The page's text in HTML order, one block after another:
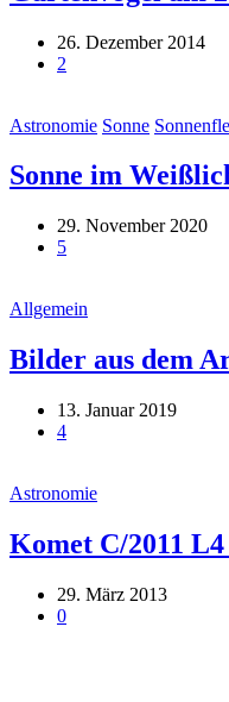
26. Dezember 2014
2
Astronomie Sonne
Sonne im
29. November 2020
5
Allgemein
Bilder aus dem
13. Januar 2019
4
Astronomie
Komet C/2011
29. März 2013
0